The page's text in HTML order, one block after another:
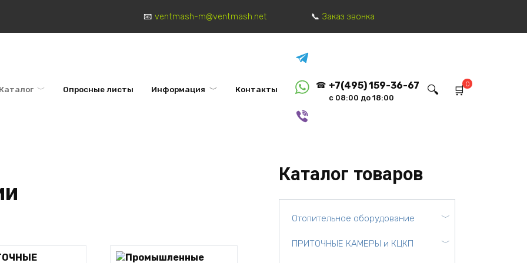
ventmash-m@ventmash.net Заказ звонка
Каталог Опросные листы Информация Контакты +7(495) 159-36-67
с 08:00 до 18:00
0
Каталог товаров
Отопительное оборудование
ПРИТОЧНЫЕ КАМЕРЫ и КЦКП